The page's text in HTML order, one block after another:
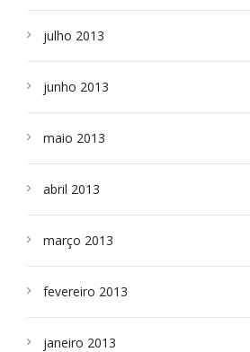
julho 2013
junho 2013
maio 2013
abril 2013
março 2013
fevereiro 2013
janeiro 2013